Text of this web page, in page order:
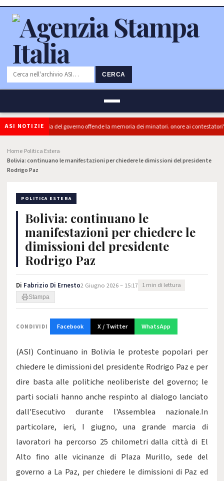
CERCA
ASI NOTIZIE
"L'Ipocrisia del governo offende la memoria dei minatori. onore ai contestatori"
Home Politica Estera
Bolivia: continuano le manifestazioni per chiedere le dimissioni del presidente
Rodrigo Paz
POLITICA ESTERA
Bolivia: continuano le
manifestazioni per chiedere le
dimissioni del presidente
Rodrigo Paz
Di Fabrizio Di Ernesto2 Giugno 2026 – 15:17 1 min di lettura
Stampa
CONDIVIDI Facebook X / Twitter WhatsApp
(ASI) Continuano in Bolivia le proteste popolari per
chiedere le dimissioni del presidente Rodrigo Paz e per
dire basta alle politiche neoliberiste del governo; le
parti sociali hanno anche respinto al dialogo lanciato
dall'Esecutivo durante l'Assemblea nazionale.In
particolare, ieri, I giugno, una grande marcia di
lavoratori ha percorso 25 chilometri dalla città di El
Alto fino alle vicinanze di Plaza Murillo, sede del
governo a La Paz, per chiedere le dimissioni di Paz ed